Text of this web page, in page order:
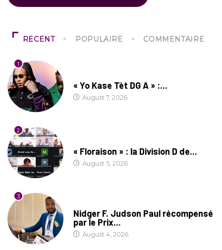
RECENT POPULAIRE COMMENTAIRE
1
« Yo Kase Tèt DG A » :...
August 7, 2026
2
« Floraison » : la Division D de...
August 5, 2026
3
Nidger F. Judson Paul récompensé
par le Prix...
August 4, 2026